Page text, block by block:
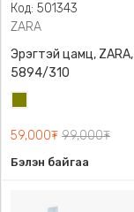
Код: 501343
ZARA
Эрэгтэй цамц, ZARA,
5894/310
59,000₮ 99,000₮
Бэлэн байгаа